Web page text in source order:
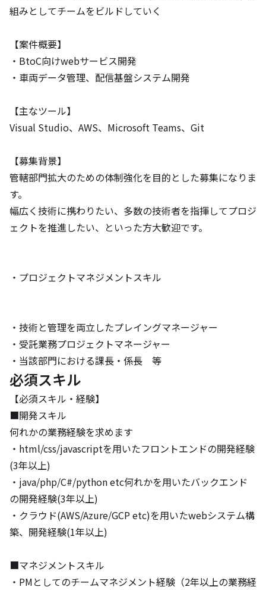
組みとしてチームをビルドしていく
【案件概要】
・BtoC向けwebサービス開発
・車両データ管理、配信基盤システム開発
【主なツール】
Visual Studio、AWS、Microsoft Teams、Git
【募集背景】
管轄部門拡大のための体制強化を目的とした募集になりま
す。
幅広く技術に携わりたい、多数の技術者を指揮してプロジ
ェクトを推進したい、といった方大歓迎です。
・プロジェクトマネジメントスキル
・技術と管理を両立したプレイングマネージャー
・受託業務プロジェクトマネージャー
・当該部門における課長・係長　等
必須スキル
【必須スキル・経験】
■開発スキル
何れかの業務経験を求めます
・html/css/javascriptを用いたフロントエンドの開発経験
(3年以上)
・java/php/C#/python etc何れかを用いたバックエンド
の開発経験(3年以上)
・クラウド(AWS/Azure/GCP etc)を用いたwebシステム構
築、開発経験(1年以上)
■マネジメントスキル
・PMとしてのチームマネジメント経験（2年以上の業務経